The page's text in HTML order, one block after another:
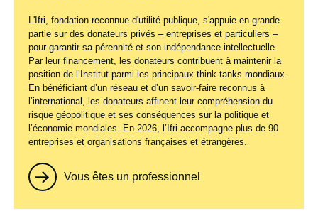
L'Ifri, fondation reconnue d'utilité publique, s'appuie en grande
partie sur des donateurs privés – entreprises et particuliers –
pour garantir sa pérennité et son indépendance intellectuelle.
Par leur financement, les donateurs contribuent à maintenir la
position de l’Institut parmi les principaux think tanks mondiaux.
En bénéficiant d’un réseau et d’un savoir-faire reconnus à
l’international, les donateurs affinent leur compréhension du
risque géopolitique et ses conséquences sur la politique et
l’économie mondiales. En 2026, l’Ifri accompagne plus de 90
entreprises et organisations françaises et étrangères.
Vous êtes un professionnel